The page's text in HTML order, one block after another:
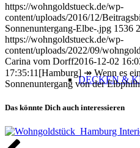
DECKEN &
https://wohngoldstueck.de/wp-
content/uploads/2016/12/
Sonnenuntergang-Elbe-.jpg 1536
https://wohngoldstueck.de/wp-
content/uploads/2022/09/
Carina vom Dorff2016-12-02
17:35:11 [Hamburg] ↠ Wenn es
Sonnenuntergang von der
Das könnte Dich auch interessieren